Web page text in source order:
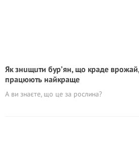
Як знuщuти бур’ян, що краде врожай,
працюють найкраще
А ви знаєте, що це за рослина?